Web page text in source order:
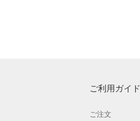
ご利用ガイド
ご注文